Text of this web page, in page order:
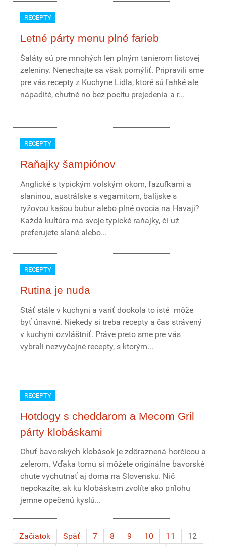
RECEPTY
Letné párty menu plné farieb
Šaláty sú pre mnohých len plným tanierom listovej
zeleniny. Nenechajte sa však pomýliť. Pripravili sme
pre vás recepty z Kuchyne Lidla, ktoré sú ľahké ale
nápadité, chutné no bez pocitu prejedenia a r...
RECEPTY
Raňajky šampiónov
Anglické s typickým volským okom, fazuľkami a
slaninou, austrálske s vegamitom, balíjske s
ryžovou kašou bubur alebo plné ovocia na Havaji?
Každá kultúra má svoje typické raňajky, či už
preferujete slané alebo...
RECEPTY
Rutina je nuda
Stáť stále v kuchyni a variť dookola to isté môže
byť únavné. Niekedy si treba recepty a čas strávený
v kuchyni ozvláštniť. Práve preto sme pre vás
vybrali nezvyčajné recepty, s ktorým...
RECEPTY
Hotdogy s cheddarom a Mecom Gril
párty klobáskami
Chuť bavorských klobások je zdôraznená horčicou a
zelerom. Vďaka tomu si môžete originálne bavorské
chute vychutnať aj doma na Slovensku. Nič
nepokazíte, ak ku klobáskam zvolíte ako prílohu
jemne opečenú kyslú...
Začiatok Späť 7 8 9 10 11
12